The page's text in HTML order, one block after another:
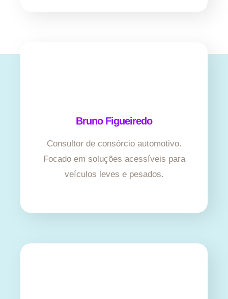
Bruno Figueiredo
Consultor de consórcio automotivo.
Focado em soluções acessíveis para
veículos leves e pesados.